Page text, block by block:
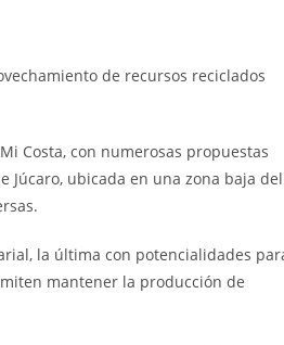
de recursos reciclados
Costa, con numerosas propuestas
ubicada en una zona baja del
la última con potencialidades
mantener la producción de